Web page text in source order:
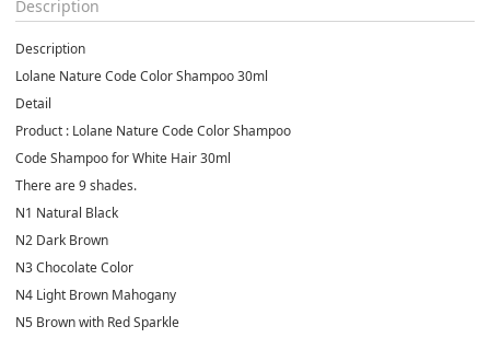
Description
Description
Lolane Nature Code Color Shampoo 30ml
Detail
Product : Lolane Nature Code Color Shampoo
Code Shampoo for White Hair 30ml
There are 9 shades.
N1 Natural Black
N2 Dark Brown
N3 Chocolate Color
N4 Light Brown Mahogany
N5 Brown with Red Sparkle